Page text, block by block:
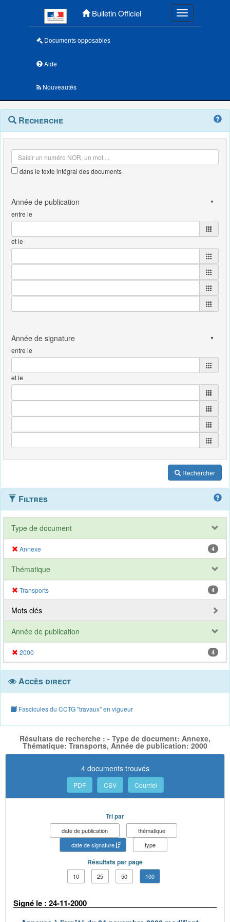
Bulletin Officiel Toggle
Documents opposables
Aide
Nouveautés
Navigation
outils
Menu
contextuel
Recherche
dans le texte intégral des documents
entre le
et le
entre le
et le
Rechercher
Filtres
Type de document
Annexe 4
Thématique
Transports 4
Mots clés
Année de publication
2000 4
Accès direct
Fascicules du CCTG "travaux" en vigueur
Résultats de recherche : - Type de document: Annexe,
Thématique: Transports, Année de publication: 2000
4 documents trouvés
PDF CSV Courriel
Tri par
date de publication
thématique
date de signature
type
Résultats par page
10 25 50 100
Signé le : 24-11-2000